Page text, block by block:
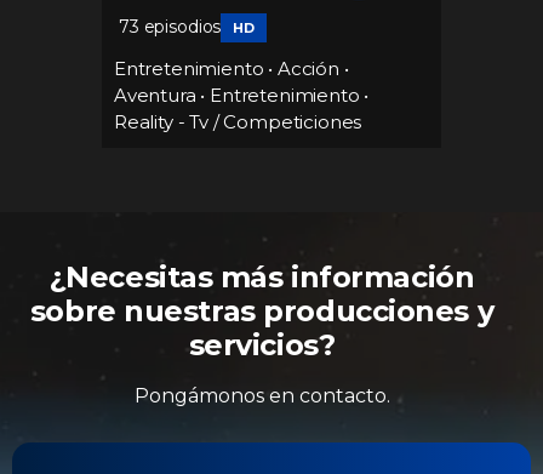
73 episodios HD
Entretenimiento • Acción •
Aventura • Entretenimiento •
Reality - Tv / Competiciones
¿Necesitas más información
sobre nuestras producciones y
servicios?
Pongámonos en contacto.